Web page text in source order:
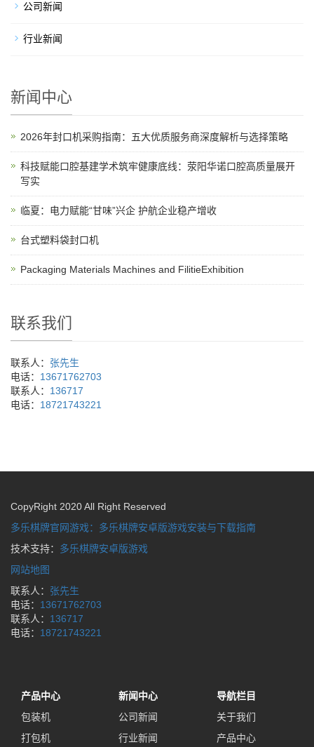
公司新闻
行业新闻
新闻中心
2026年封口机采购指南：五大优质服务商深度解析与选择策略
科技赋能口腔基建学术筑牢健康底线：荥阳华诺口腔高质量展开
写实
临夏：电力赋能“甘味”兴企 护航企业稳产增收
台式塑料袋封口机
Packaging Materials Machines and FilitieExhibition
联系我们
联系人： 张先生
电话： 13671762703
联系人： 136717
电话： 18721743221
CopyRight 2020 All Right Reserved
多乐棋牌官网游戏：多乐棋牌安卓版游戏安装与下载指南
技术支持： 多乐棋牌安卓版游戏
网站地图
联系人： 张先生
电话： 13671762703
联系人： 136717
电话： 18721743221
产品中心
包装机
打包机
新闻中心
公司新闻
行业新闻
导航栏目
关于我们
产品中心